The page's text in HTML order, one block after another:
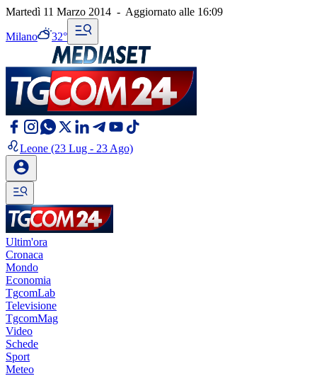
Martedì 11 Marzo 2014 - Aggiornato alle 16:09
Milano 32°
Leone (23 Lug - 23 Ago)
Ultim'ora
Cronaca
Mondo
Economia
TgcomLab
Televisione
TgcomMag
Video
Schede
Sport
Meteo